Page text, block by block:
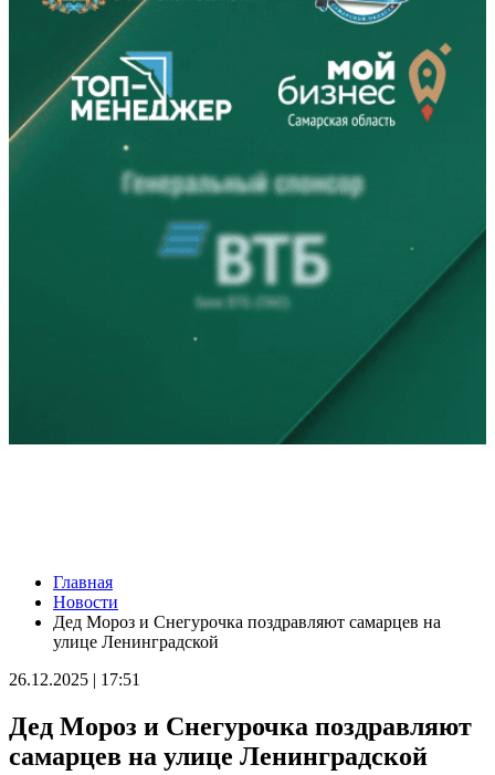
Самарцев предупредили о временных перебоях с
водоснабжением
09.08.2026 | 19:26
Жителей Самарской области предупредили о тумане и
09.08.2026 | 19:23
ливня
09.08.2026 | 19:12
Поваленные деревья и оборванные провода: Вячеслав
Главная
Новости
Дед Мороз и Снегурочка поздравляют самарцев на
улице Ленинградской
26.12.2025 | 17:51
Дед Мороз и Снегурочка поздравляют
самарцев на улице Ленинградской